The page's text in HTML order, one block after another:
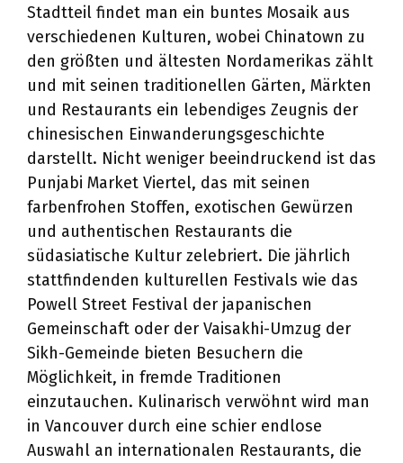
Stadtteil findet man ein buntes Mosaik aus
verschiedenen Kulturen, wobei Chinatown zu
den größten und ältesten Nordamerikas zählt
und mit seinen traditionellen Gärten, Märkten
und Restaurants ein lebendiges Zeugnis der
chinesischen Einwanderungsgeschichte
darstellt. Nicht weniger beeindruckend ist das
Punjabi Market Viertel, das mit seinen
farbenfrohen Stoffen, exotischen Gewürzen
und authentischen Restaurants die
südasiatische Kultur zelebriert. Die jährlich
stattfindenden kulturellen Festivals wie das
Powell Street Festival der japanischen
Gemeinschaft oder der Vaisakhi-Umzug der
Sikh-Gemeinde bieten Besuchern die
Möglichkeit, in fremde Traditionen
einzutauchen. Kulinarisch verwöhnt wird man
in Vancouver durch eine schier endlose
Auswahl an internationalen Restaurants, die